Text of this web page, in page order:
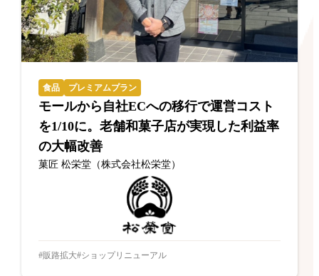
食品 プレミアムプラン
モールから自社ECへの移行で運営コスト
を1/10に。老舗和菓子店が実現した利益率
の大幅改善
菓匠 松栄堂（株式会社松栄堂）
販路拡大 ショップリニューアル